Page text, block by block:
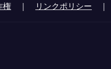
権 ｜ リンクポリシー ｜